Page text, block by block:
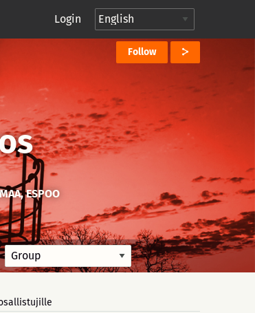
Login
Follow
ESPOO